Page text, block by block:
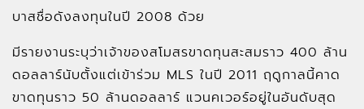
บาสชื่อดังลงทุนในปี 2008 ด้วย
มีรายงานระบุว่าเจ้าของสโมสรขาดทุนสะสมราว 400 ล้าน
ดอลลาร์นับตั้งแต่เข้าร่วม MLS ในปี 2011 ฤดูกาลนี้คาด
ขาดทุนราว 50 ล้านดอลลาร์ แวนคเวอร์อยู่ในอันดับสุด